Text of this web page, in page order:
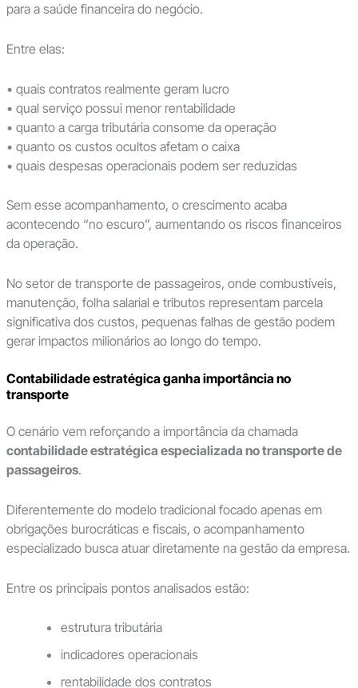
para a saúde financeira do negócio.
Entre elas:
• quais contratos realmente geram lucro
• qual serviço possui menor rentabilidade
• quanto a carga tributária consome da operação
• quanto os custos ocultos afetam o caixa
• quais despesas operacionais podem ser reduzidas
Sem esse acompanhamento, o crescimento acaba
acontecendo “no escuro”, aumentando os riscos financeiros
da operação.
No setor de transporte de passageiros, onde combustíveis,
manutenção, folha salarial e tributos representam parcela
significativa dos custos, pequenas falhas de gestão podem
gerar impactos milionários ao longo do tempo.
Contabilidade estratégica ganha importância no
transporte
O cenário vem reforçando a importância da chamada
contabilidade estratégica especializada no transporte de
passageiros.
Diferentemente do modelo tradicional focado apenas em
obrigações burocráticas e fiscais, o acompanhamento
especializado busca atuar diretamente na gestão da empresa.
Entre os principais pontos analisados estão:
estrutura tributária
indicadores operacionais
rentabilidade dos contratos